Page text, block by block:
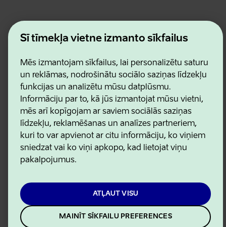
Šī tīmekļa vietne izmanto sīkfailus
Mēs izmantojam sīkfailus, lai personalizētu saturu
un reklāmas, nodrošinātu sociālo saziņas līdzekļu
funkcijas un analizētu mūsu datplūsmu.
Informāciju par to, kā jūs izmantojat mūsu vietni,
mēs arī kopīgojam ar saviem sociālās saziņas
līdzekļu, reklamēšanas un analīzes partneriem,
kuri to var apvienot ar citu informāciju, ko viņiem
sniedzat vai ko viņi apkopo, kad lietojat viņu
pakalpojumus.
ATĻAUT VISU
MAINĪT SĪKFAILU PREFERENCES
Estonian Business and Innovation Agency
Kontakti
Lietošanas noteikumi
Sīkdatņu un konfidencialitātes politika